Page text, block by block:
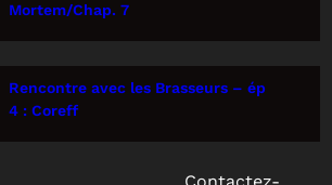
Mortem/Chap. 7
Rencontre avec les Brasseurs – ép
4 : Coreff